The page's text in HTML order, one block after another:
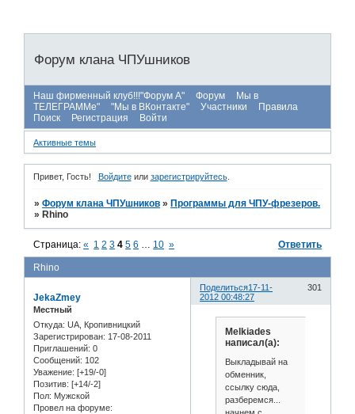
Форум клана ЧПУшников
Наш фирменный клуб!!!"Форум А" Форум
Мы в
ТЕЛЕГРАММе"
"Мы в ВКонтакте" Участники
Правила
Поиск
Регистрация Войти
Активные темы
Привет, Гость! Войдитеили зарегистрируйтесь.
»Форум клана ЧПУшников » Программы для ЧПУ-фрезеров.
» Rhino
Rhino
Страница:« 1 2 3 4 5 6 10 » Ответить
Поделиться 301
17-11-
2012 00:48:27
JekaZmey
Местный
Откуда: UA, Кропивницкий
Зарегистрирован: 17-08-2011
Приглашений: 0
Сообщений: 102
Уважение: [+19/-0]
Позитив: [+14/-2]
Пол: Мужской
Провел на форуме:
Melkiades
написал(а):
Выкладывай на
обменник,
ссылку сюда,
разберемся...